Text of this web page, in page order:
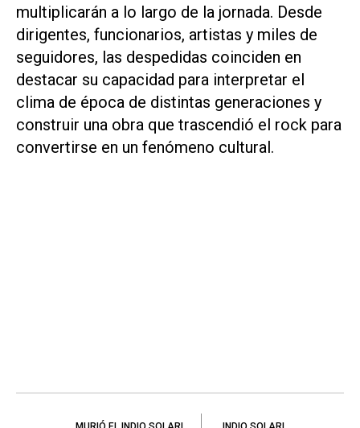
multiplicarán a lo largo de la jornada. Desde
dirigentes, funcionarios, artistas y miles de
seguidores, las despedidas coinciden en
destacar su capacidad para interpretar el
clima de época de distintas generaciones y
construir una obra que trascendió el rock para
convertirse en un fenómeno cultural.